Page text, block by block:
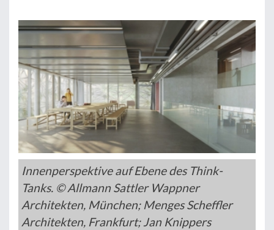
Innenperspektive auf Ebene des Think-
Tanks. © Allmann Sattler Wappner
Architekten, München; Menges Scheffler
Architekten, Frankfurt; Jan Knippers